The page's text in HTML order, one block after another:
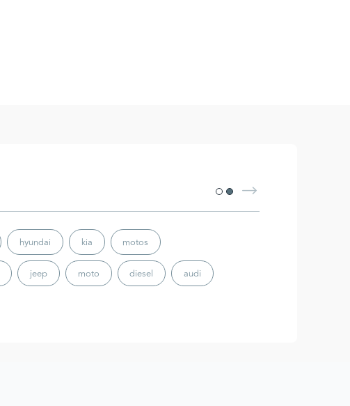
hyundai kia motos
jeep moto diesel audi